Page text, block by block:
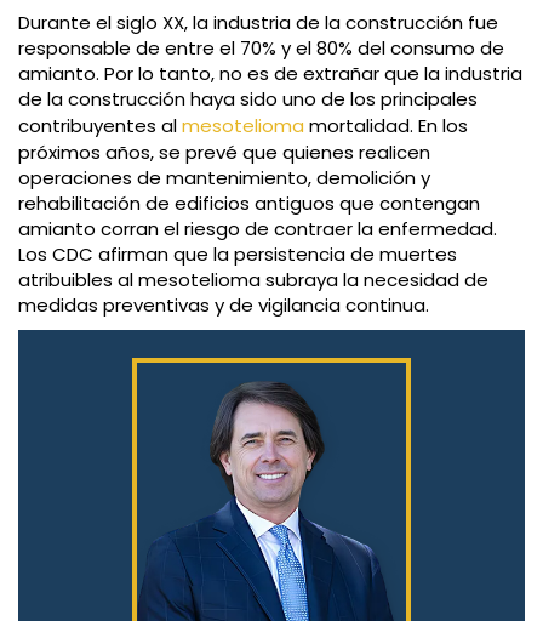
Durante el siglo XX, la industria de la construcción fue
responsable de entre el 70% y el 80% del consumo de
amianto. Por lo tanto, no es de extrañar que la industria
de la construcción haya sido uno de los principales
contribuyentes almesotelioma mortalidad. En los
próximos años, se prevé que quienes realicen
operaciones de mantenimiento, demolición y
rehabilitación de edificios antiguos que contengan
amianto corran el riesgo de contraer la enfermedad.
Los CDC afirman que la persistencia de muertes
atribuibles al mesotelioma subraya la necesidad de
medidas preventivas y de vigilancia continua.